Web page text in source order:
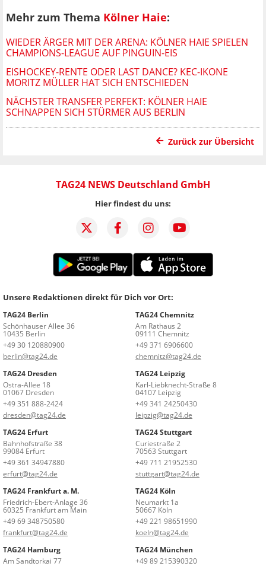
Mehr zum Thema Kölner Haie:
WIEDER ÄRGER MIT DER ARENA: KÖLNER HAIE SPIELEN
CHAMPIONS-LEAGUE AUF PINGUIN-EIS
EISHOCKEY-RENTE ODER LAST DANCE? KEC-IKONE
MORITZ MÜLLER HAT SICH ENTSCHIEDEN
NÄCHSTER TRANSFER PERFEKT: KÖLNER HAIE
SCHNAPPEN SICH STÜRMER AUS BERLIN
Zurück zur Übersicht
TAG24 NEWS Deutschland GmbH
Hier findest du uns:
Unsere Redaktionen direkt für Dich vor Ort:
TAG24 Berlin
Schönhauser Allee 36
10435 Berlin
+49 30 120880900
berlin@tag24.de
TAG24 Chemnitz
Am Rathaus 2
09111 Chemnitz
+49 371 6906600
chemnitz@tag24.de
TAG24 Dresden
Ostra-Allee 18
01067 Dresden
+49 351 888-2424
dresden@tag24.de
TAG24 Leipzig
Karl-Liebknecht-Straße 8
04107 Leipzig
+49 341 24250430
leipzig@tag24.de
TAG24 Erfurt
Bahnhofstraße 38
99084 Erfurt
+49 361 34947880
erfurt@tag24.de
TAG24 Stuttgart
Curiestraße 2
70563 Stuttgart
+49 711 21952530
stuttgart@tag24.de
TAG24 Frankfurt a. M.
Friedrich-Ebert-Anlage 36
60325 Frankfurt am Main
+49 69 348750580
frankfurt@tag24.de
TAG24 Köln
Neumarkt 1a
50667 Köln
+49 221 98651990
koeln@tag24.de
TAG24 Hamburg
Am Sandtorkai 77
TAG24 München
+49 89 215390320